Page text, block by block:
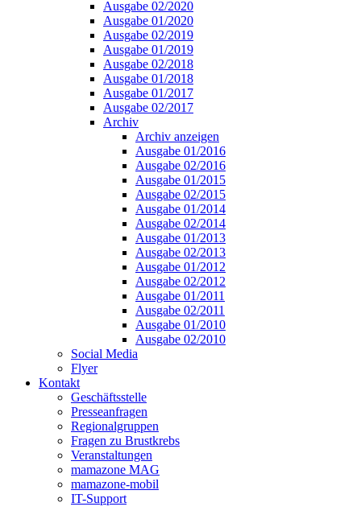
Ausgabe 02/2020
Ausgabe 01/2020
Ausgabe 02/2019
Ausgabe 01/2019
Ausgabe 02/2018
Ausgabe 01/2018
Ausgabe 01/2017
Ausgabe 02/2017
Archiv
Archiv anzeigen
Ausgabe 01/2016
Ausgabe 02/2016
Ausgabe 01/2015
Ausgabe 02/2015
Ausgabe 01/2014
Ausgabe 02/2014
Ausgabe 01/2013
Ausgabe 02/2013
Ausgabe 01/2012
Ausgabe 02/2012
Ausgabe 01/2011
Ausgabe 02/2011
Ausgabe 01/2010
Ausgabe 02/2010
Social Media
Flyer
Kontakt
Geschäftsstelle
Presseanfragen
Regionalgruppen
Fragen zu Brustkrebs
Veranstaltungen
mamazone MAG
mamazone-mobil
IT-Support